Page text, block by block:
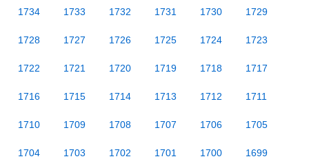
1734 1733 1732 1731 1730 1729
1728 1727 1726 1725 1724 1723
1722 1721 1720 1719 1718 1717
1716 1715 1714 1713 1712 1711
1710 1709 1708 1707 1706 1705
1704 1703 1702 1701 1700 1699